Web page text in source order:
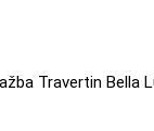
Travertin Bella